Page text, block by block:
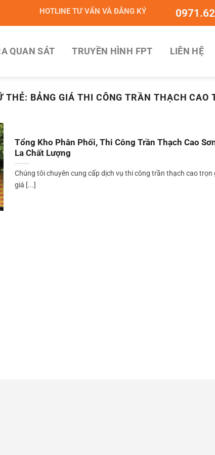
HOTLINE TƯ VẤN VÀ ĐĂNG KÝ
QUAN SÁT TRUYỀN HÌNH FPT LIÊN HỆ
THẺ: BẢNG GIÁ THI CÔNG TRẦN THẠCH CAO
Tổng Kho Phân Phối, Thi Công Trần Thạch Cao
La Chất Lượng
Chúng tôi chuyên cung cấp dịch vụ thi công trần thạch cao trọn
giá [...]